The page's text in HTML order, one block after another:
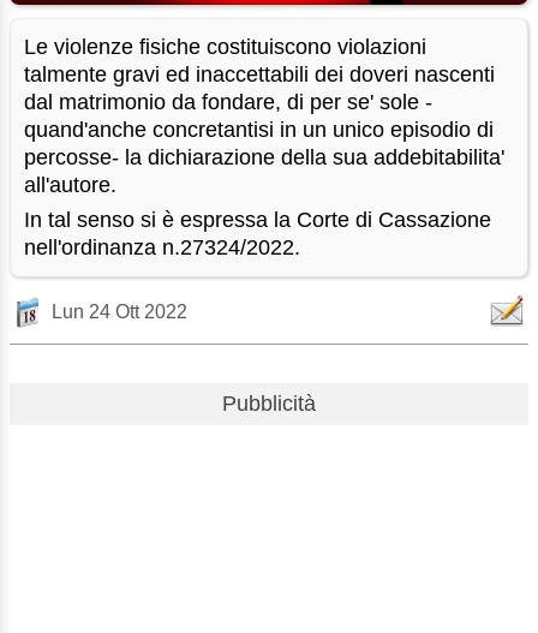
Le violenze fisiche costituiscono violazioni
talmente gravi ed inaccettabili dei doveri nascenti
dal matrimonio da fondare, di per se' sole -
quand'anche concretantisi in un unico episodio di
percosse- la dichiarazione della sua addebitabilita'
all'autore.
In tal senso si è espressa la Corte di Cassazione
nell'ordinanza n.27324/2022.
Lun 24 Ott 2022
Pubblicità